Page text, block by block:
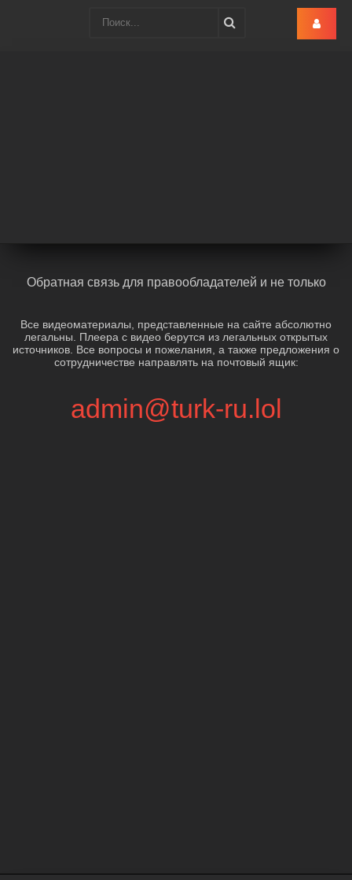
Обратная связь для правообладателей и не только
Все видеоматериалы, представленные на сайте абсолютно
легальны. Плеера с видео берутся из легальных открытых
источников. Все вопросы и пожелания, а также предложения о
сотрудничестве направлять на почтовый ящик:
admin@turk-ru.lol